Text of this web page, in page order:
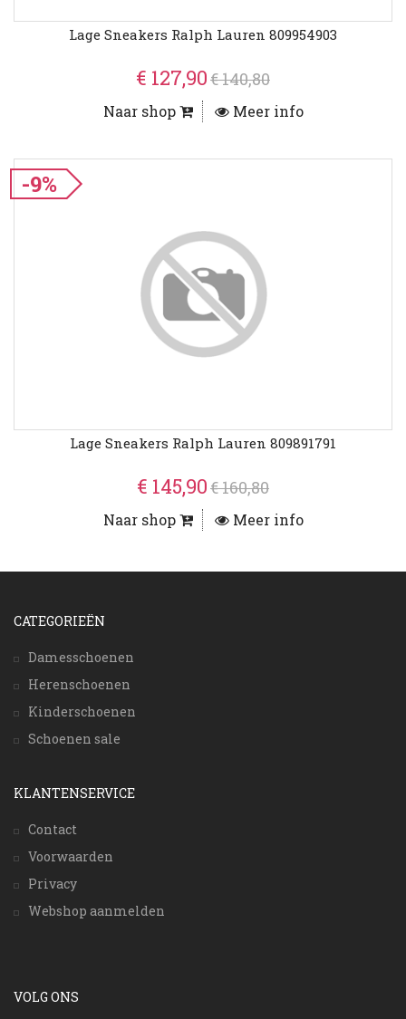
Lage Sneakers Ralph Lauren 809954903
€ 127,90€ 140,80
Naar shop Meer info
-9%
Lage Sneakers Ralph Lauren 809891791
€ 145,90€ 160,80
Naar shop Meer info
CATEGORIEËN
Damesschoenen
Herenschoenen
Kinderschoenen
Schoenen sale
KLANTENSERVICE
Contact
Voorwaarden
Privacy
Webshop aanmelden
VOLG ONS